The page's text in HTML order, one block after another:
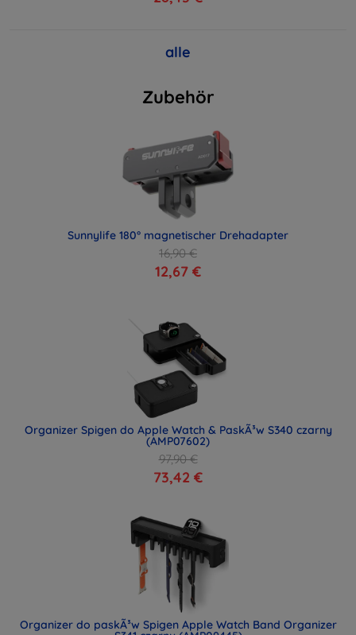
alle
Zubehör
Sunnylife 180° magnetischer Drehadapter
16,90 €
12,67 €
Organizer Spigen do Apple Watch & PaskÃ³w S340 czarny
(AMP07602)
97,90 €
73,42 €
Organizer do paskÃ³w Spigen Apple Watch Band Organizer